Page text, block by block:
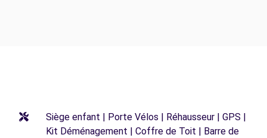
Siège enfant | Porte Vélos | Réhausseur | GPS |
Kit Déménagement | Coffre de Toit | Barre de